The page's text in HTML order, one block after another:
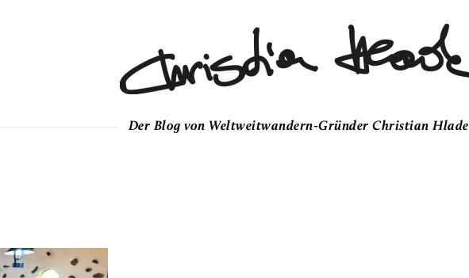
Der Blog von Weltweitwandern-Gründer Christian Hlade